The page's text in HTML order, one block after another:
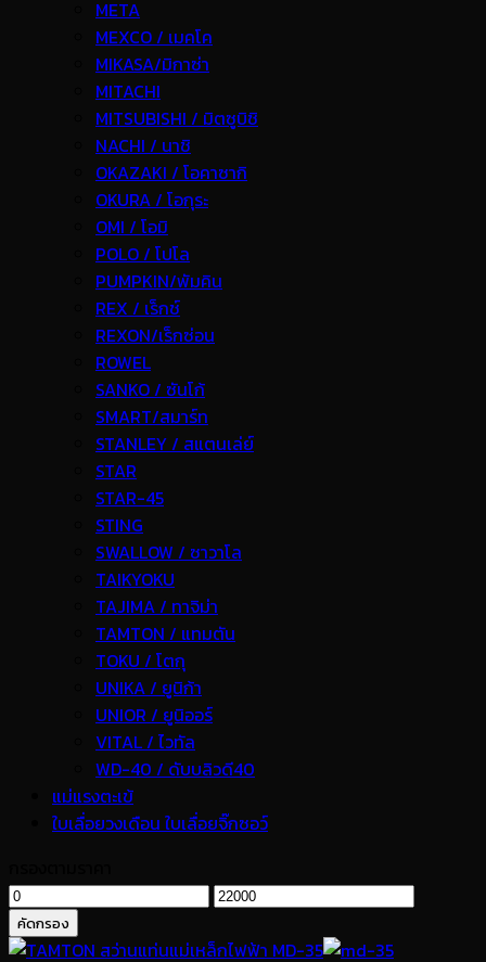
META
MEXCO / เมคโค
MIKASA/มิกาซ่า
MITACHI
MITSUBISHI / มิตซูบิชิ
NACHI / นาชิ
OKAZAKI / โอคาซากิ
OKURA / โอกุระ
OMI / โอมิ
POLO / โปโล
PUMPKIN/พัมคิน
REX / เร็กช์
REXON/เร็กซ่อน
ROWEL
SANKO / ซันโก้
SMART/สมาร์ท
STANLEY / สแตนเล่ย์
STAR
STAR-45
STING
SWALLOW / ซาวาโล
TAIKYOKU
TAJIMA / ทาจิม่า
TAMTON / แทมตัน
TOKU / โตกุ
UNIKA / ยูนิก้า
UNIOR / ยูนิออร์
VITAL / ไวทัล
WD-40 / ดับบลิวดี40
แม่แรงตะเข้
ใบเลื่อยวงเดือน ใบเลื่อยจิ๊กซอว์
ราคา
ต่ำ
สุด
ราคา
คัดกรอง